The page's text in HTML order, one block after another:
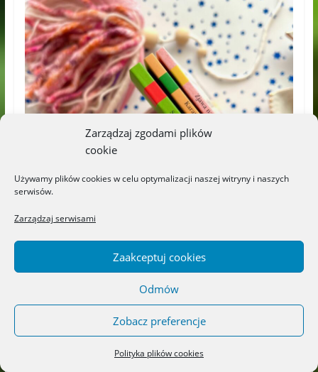
Zarządzaj zgodami plików
cookie
Używamy plików cookies w celu optymalizacji naszej witryny i naszych
serwisów.
Zarządzaj serwisami
Zaakceptuj cookies
Odmów
Zobacz preferencje
Polityka plików cookies